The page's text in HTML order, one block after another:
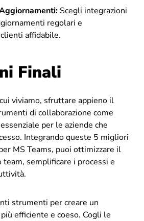
Scegli integrazioni
regolari e
affidabile.
Finali
viviamo, sfruttare appieno il
di collaborazione come
per le aziende che
Integrando queste 5 migliori
MS Teams, puoi ottimizzare il
semplificare i processi e
strumenti per creare un
efficiente e coeso. Cogli le